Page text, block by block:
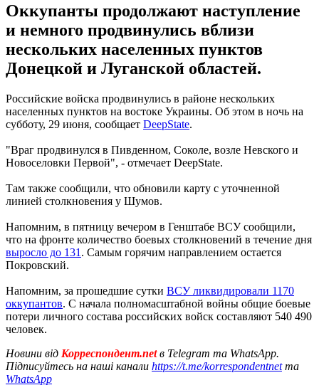
Оккупанты продолжают наступление
и немного продвинулись вблизи
нескольких населенных пунктов
Донецкой и Луганской областей.
Российские войска продвинулись в районе нескольких
населенных пунктов на востоке Украины. Об этом в ночь на
субботу, 29 июня, сообщает DeepState.
"Враг продвинулся в Пивденном, Соколе, возле Невского и
Новоселовки Первой", - отмечает DeepState.
Там также сообщили, что обновили карту с уточненной
линией столкновения у Шумов.
Напомним, в пятницу вечером в Генштабе ВСУ сообщили,
что на фронте количество боевых столкновений в течение дня
выросло до 131 . Самым горячим направлением остается
Покровский.
Напомним, за прошедшие сутки ВСУ ликвидировали 1170
оккупантов. С начала полномасштабной войны общие боевые
потери личного состава российских войск составляют 540 490
человек.
Новини від Корреспондент.netв Telegram та WhatsApp.
Підписуйтесь на наші канали https://t.me/korrespondentnetта
WhatsApp